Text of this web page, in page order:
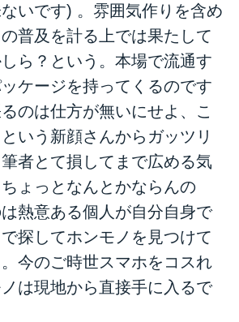
いです) 。雰囲気作りを含め
普及を計る上では果たして
ら？という。本場で流通す
ケージを持ってくるのです
のは仕方が無いにせよ、こ
いう新顔さんからガッツリ
者とて損してまで広める気
ょっとなんとかならんの
熱意ある個人が自分自身で
探してホンモノを見つけて
今のご時世スマホをコスれ
は現地から直接手に入るで